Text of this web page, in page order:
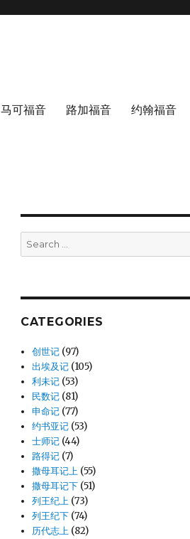
马可福音 路加福音 约翰福音
Search
for:
CATEGORIES
创世记 (97)
出埃及记 (105)
利未记 (53)
民数记 (81)
申命记 (77)
约书亚记 (53)
士师记 (44)
路得记 (7)
撒母耳记上 (55)
撒母耳记下 (51)
列王纪上 (73)
列王纪下 (74)
历代志上 (82)